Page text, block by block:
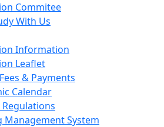
Commitee
With Us
Information
Leaflet
& Payments
Calendar
Regulations
Management System